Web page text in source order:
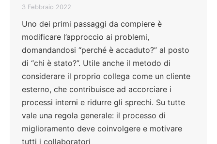
3 Febbraio 2022
Uno dei primi passaggi da compiere è
modificare l’approccio ai problemi,
domandandosi “perché è accaduto?” al posto
di “chi è stato?”. Utile anche il metodo di
considerare il proprio collega come un cliente
esterno, che contribuisce ad accorciare i
processi interni e ridurre gli sprechi. Su tutte
vale una regola generale: il processo di
miglioramento deve coinvolgere e motivare
tutti i collaboratori